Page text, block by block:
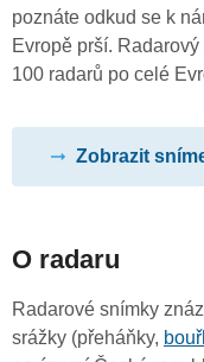
poznáte odkud se k
Evropě prší.
100 radarů po celé
Zobrazit
O radaru
Radarové snímky
srážky (přeháňky,